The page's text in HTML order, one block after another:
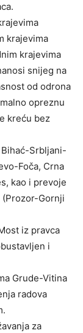
krajevima
krajevima
snijeg na
od odrona
opreznu
kreću bez
Srbljani-
Foča, Crna
kao i prevoje
(Prozor-Gornji
iz pravca
i
Grude-Vitina
radova
za